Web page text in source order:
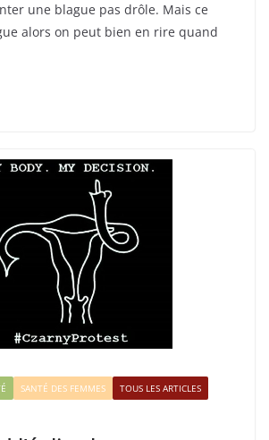
une blague pas drôle. Mais ce
alors on peut bien en rire quand
SANTÉ DES FEMMES TOUS LES ARTICLES